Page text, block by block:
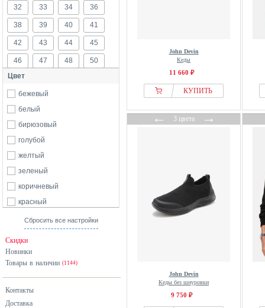
32 33 34 36
38 39 40 41
42 43 44 45
46 47 48 50
52
60 62
68 70
Цвет
бежевый
белый
бирюзовый
голубой
желтый
зеленый
коричневый
красный
оранжевый
синий
фиолетовый
хаки
Сбросить все настройки
Скидки
Новинки
Товары в наличии (1144)
Контакты
Доставка
John Devin
Кеды
11 660 ₽
КУПИТЬ
←3 цвета→
John Devin
Кеды без шнуровки
9 750 ₽